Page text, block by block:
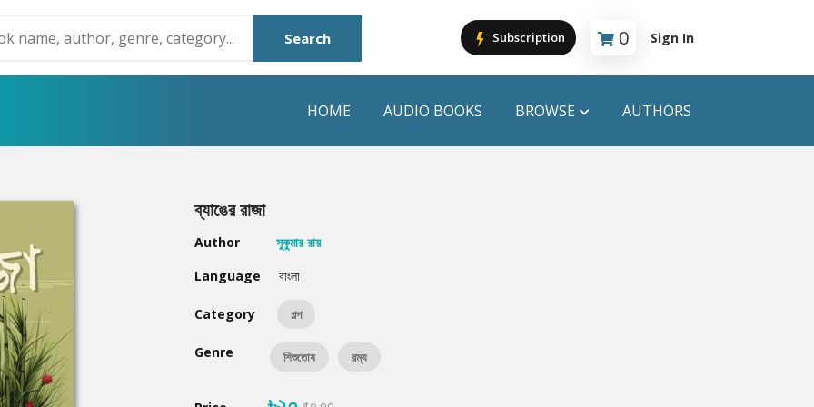
Search Subscription 0
Cart is empty
Sign In
HOME AUDIO BOOKS BROWSE
Humayun Ahmed
Mouri Morium
AUTHORS
ব্যাঙের রাজা
Author
সুকুমার রায়
Language
বাংলা
Category গল্প
Genre শিশুতোষ রম্য